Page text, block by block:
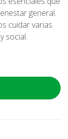
general.
cuidar varias
social.